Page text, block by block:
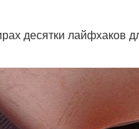
десятки лайфхаков